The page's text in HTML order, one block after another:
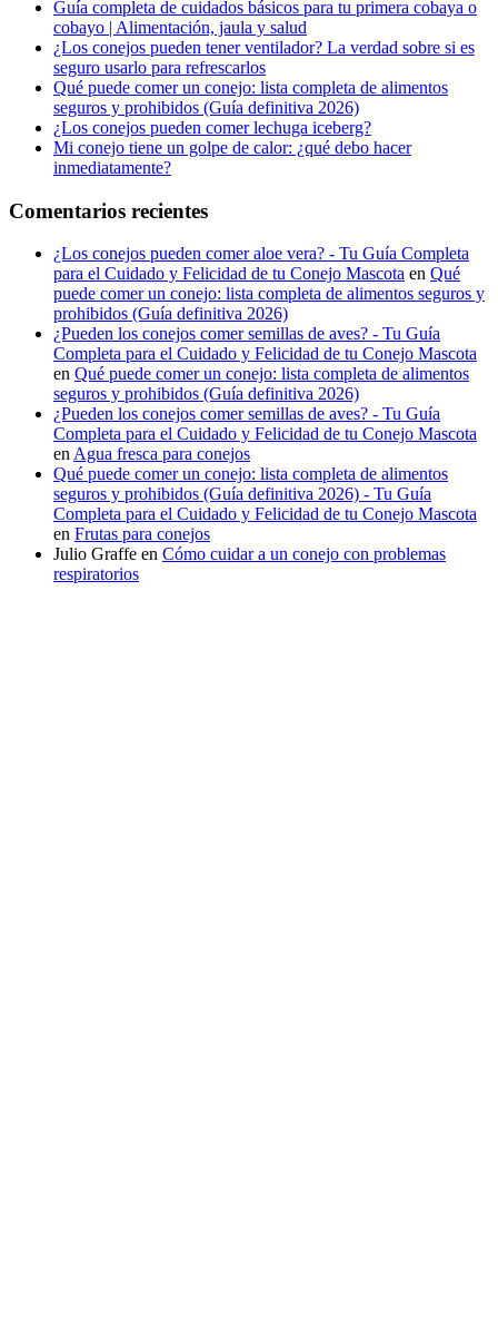
Guía completa de cuidados básicos para tu primera cobaya o
cobayo | Alimentación, jaula y salud
¿Los conejos pueden tener ventilador? La verdad sobre si es
seguro usarlo para refrescarlos
Qué puede comer un conejo: lista completa de alimentos
seguros y prohibidos (Guía definitiva 2026)
¿Los conejos pueden comer lechuga iceberg?
Mi conejo tiene un golpe de calor: ¿qué debo hacer
inmediatamente?
Comentarios recientes
¿Los conejos pueden comer aloe vera? - Tu Guía Completa
para el Cuidado y Felicidad de tu Conejo Mascota en Qué
puede comer un conejo: lista completa de alimentos seguros y
prohibidos (Guía definitiva 2026)
¿Pueden los conejos comer semillas de aves? - Tu Guía
Completa para el Cuidado y Felicidad de tu Conejo Mascota
en Qué puede comer un conejo: lista completa de alimentos
seguros y prohibidos (Guía definitiva 2026)
¿Pueden los conejos comer semillas de aves? - Tu Guía
Completa para el Cuidado y Felicidad de tu Conejo Mascota
en Agua fresca para conejos
Qué puede comer un conejo: lista completa de alimentos
seguros y prohibidos (Guía definitiva 2026) - Tu Guía
Completa para el Cuidado y Felicidad de tu Conejo Mascota
en Frutas para conejos
Julio Graffe en Cómo cuidar a un conejo con problemas
respiratorios